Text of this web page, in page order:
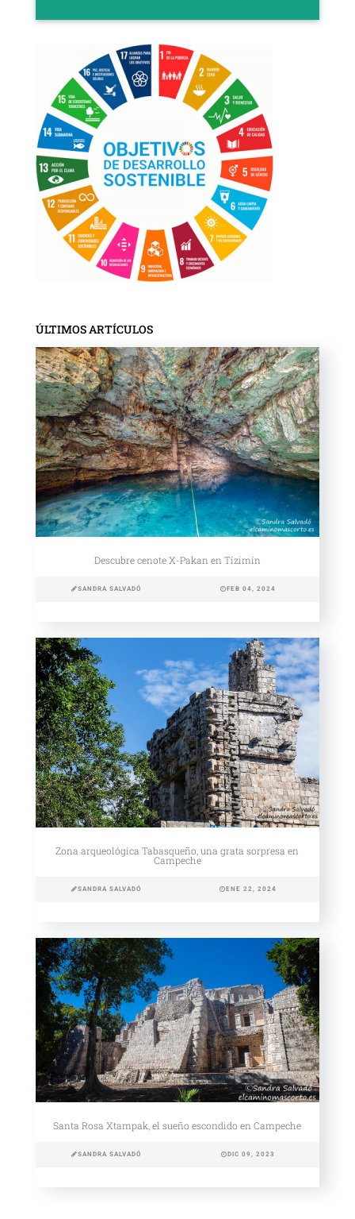
ÚLTIMOS ARTÍCULOS
Descubre cenote X-Pakan en Tizimín
SANDRA SALVADÓ FEB 04, 2024
Zona arqueológica Tabasqueño, una grata sorpresa en
Campeche
SANDRA SALVADÓ ENE 22, 2024
Santa Rosa Xtampak, el sueño escondido en Campeche
SANDRA SALVADÓ DIC 09, 2023